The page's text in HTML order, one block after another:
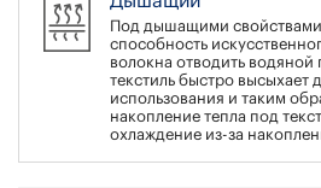
Под дышащими свойствами
способность
волокна отводить
текстиль быстро высыхает
использования и таким
накопление тепла под
охлаждение из-за